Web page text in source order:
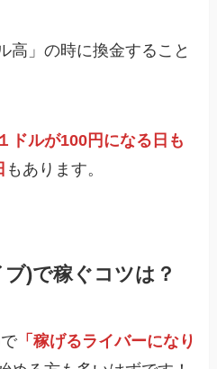
高」の時に換金すること
１ドルが100円になる日も
もあります。
)で稼ぐコツは？
「稼げるライバーになり